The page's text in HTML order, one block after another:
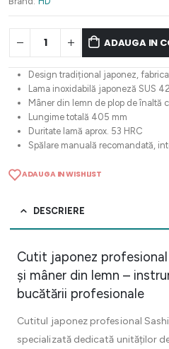
ADAUGA IN
Design tradițional japonez,
Lama inoxidabilă japoneză SUS
Mâner din lemn de plop de înaltă
Lungime totală 405 mm
Duritate lamă aprox. 53 HRC
Spălare manuală recomandată,
ADAUGA IN WISHLIST
DESCRIERE
Cutit japonez
și mâner din lemn –
bucătării profesionale
Cutitul japonez profesional
specializată dedicată unităților